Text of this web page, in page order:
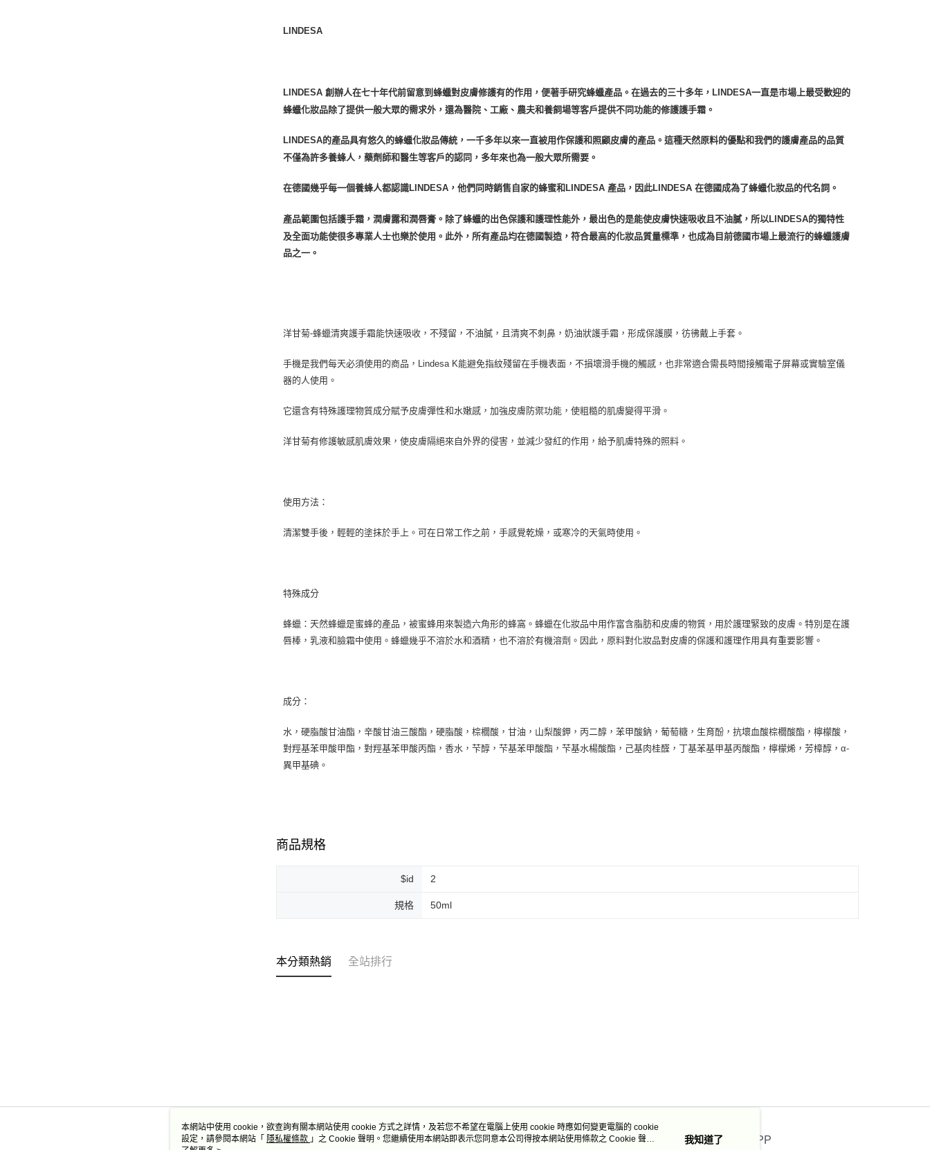
7-11純取貨 (先付款
宅配
每筆NT$250，滿NT$3,000(含以上)免運費
付款後門市自取
LINDESA
LINDESA 創辦人在七十年代前留意到蜂蠟對皮膚修護有的作用，便著手研究蜂蠟產品。在過去的三十多年，LINDESA一直是市場上最受歡迎的
蜂蠟化妝品除了提供一般大眾的需求外，還為醫院、工廠、農夫和養飼場等客戶提供不同功能的修護護手霜。
LINDESA的產品具有悠久的蜂蠟化妝品傳統，一千多年以來一直被用作保護和照顧皮膚的產品。這種天然原料的優點和我們的護膚產品的品質
不僅為許多養蜂人，藥劑師和醫生等客戶的認同，多年來也為一般大眾所需要。
在德國幾乎每一個養蜂人都認識LINDESA，他們同時銷售自家的蜂蜜和LINDESA 產品，因此LINDESA 在德國成為了蜂蠟化妝品的代名詞。
產品範圍包括護手霜，潤膚露和潤唇膏。除了蜂蠟的出色保護和護理性能外，最出色的是能使皮膚快速吸收且不油膩，所以LINDESA的獨特性
及全面功能使很多專業人士也樂於使用。此外，所有產品均在德國製造，符合最高的化妝品質量標準，也成為目前德國市場上最流行的蜂蠟護膚
品之一。
洋甘菊-蜂蠟清爽護手霜能快速吸收，不殘留，不油膩，且清爽不刺鼻，奶油狀護手霜，形成保護膜，彷彿戴上手套。
手機是我們每天必須使用的商品，Lindesa K能避免指紋殘留在手機表面，不損壞滑手機的觸感，也非常適合需長時間接觸電子屏幕或實驗室儀
器的人使用。
它還含有特殊護理物質成分賦予皮膚彈性和水嫩感，加強皮膚防禦功能，使粗糙的肌膚變得平滑。
洋甘菊有修護敏感肌膚效果，使皮膚隔絕來自外界的侵害，並減少發紅的作用，給予肌膚特殊的照料。
使用方法：
清潔雙手後，輕輕的塗抹於手上。可在日常工作之前，手感覺乾燥，或寒冷的天氣時使用。
特殊成分
蜂蠟：天然蜂蠟是蜜蜂的產品，被蜜蜂用來製造六角形的蜂窩。蜂蠟在化妝品中用作富含脂肪和皮膚的物質，用於護理緊致的皮膚。特別是在護
唇棒，乳液和臉霜中使用。蜂蠟幾乎不溶於水和酒精，也不溶於有機溶劑。因此，原料對化妝品對皮膚的保護和護理作用具有重要影響。
成分：
水，硬脂酸甘油酯，辛酸甘油三酸酯，硬脂酸，棕櫚酸，甘油，山梨酸鉀，丙二醇，苯甲酸鈉，葡萄糖，生育酚，抗壞血酸棕櫚酸酯，檸檬酸，
對羥基苯甲酸甲酯，對羥基苯甲酸丙酯，香水，芐醇，芐基苯甲酸酯，芐基水楊酸酯，己基肉桂醛，丁基苯基甲基丙酸酯，檸檬烯，芳樟醇，α-
異甲基碘。
商品規格
$id 2
規格 50ml
本分類熱銷 全站排行
關於我們 客服資訊 官方APP
本網站中使用 cookie，欲查詢有關本網站使用 cookie 方式之詳情，及若您不希望在電腦上使用 cookie 時應如何變更電腦的 cookie
設定，請參閱本網站「 隱私權條款 」之 Cookie 聲明。您繼續使用本網站即表示您同意本公司得按本網站使用條款之 Cookie 聲明
我知道了